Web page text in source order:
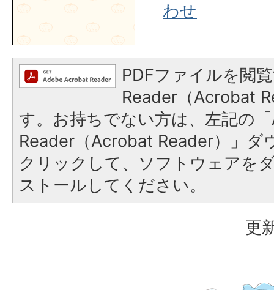
わせ
PDFファイルを閲
Reader（Acrobat
す。お持ちでない方は、左記の
Reader（Acrobat Reader）」ダ
クリックして、ソフトウェアを
ストールしてください。
更